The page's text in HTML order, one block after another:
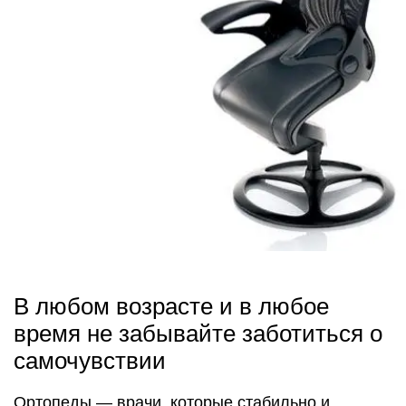
В любом возрасте и в любое
время не забывайте заботиться о
самочувствии
Ортопеды — врачи, которые стабильно и